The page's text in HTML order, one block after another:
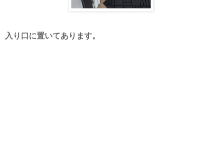
入り口に置いてあります。